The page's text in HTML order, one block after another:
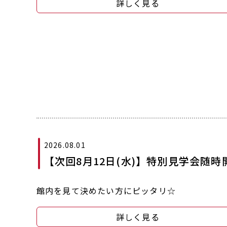
詳しく見る
2026.08.01
【次回8月12日(水)】特別見学会随時
館内を見て決めたい方にピッタリ☆
詳しく見る